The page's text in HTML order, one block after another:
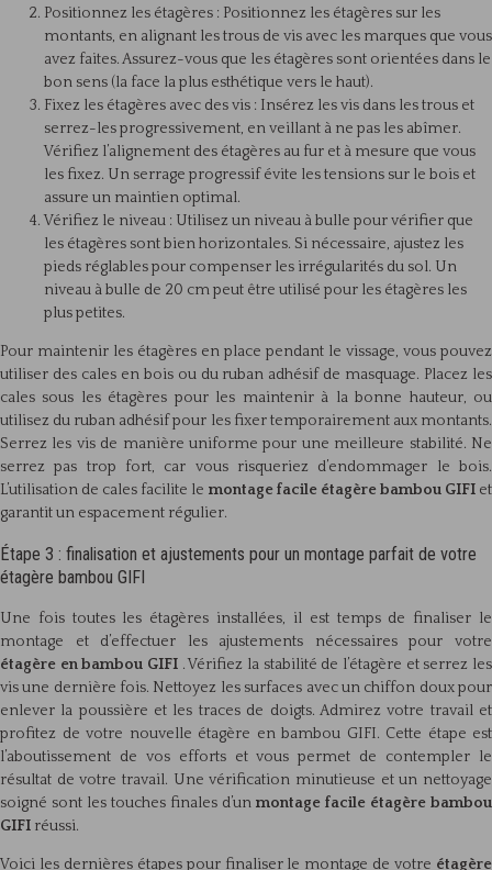
Positionnez les étagères : Positionnez les étagères sur les
montants, en alignant les trous de vis avec les marques que vous
avez faites. Assurez-vous que les étagères sont orientées dans le
bon sens (la face la plus esthétique vers le haut).
Fixez les étagères avec des vis : Insérez les vis dans les trous et
serrez-les progressivement, en veillant à ne pas les abîmer.
Vérifiez l’alignement des étagères au fur et à mesure que vous
les fixez. Un serrage progressif évite les tensions sur le bois et
assure un maintien optimal.
Vérifiez le niveau : Utilisez un niveau à bulle pour vérifier que
les étagères sont bien horizontales. Si nécessaire, ajustez les
pieds réglables pour compenser les irrégularités du sol. Un
niveau à bulle de 20 cm peut être utilisé pour les étagères les
plus petites.
Pour maintenir les étagères en place pendant le vissage, vous pouvez
utiliser des cales en bois ou du ruban adhésif de masquage. Placez les
cales sous les étagères pour les maintenir à la bonne hauteur, ou
utilisez du ruban adhésif pour les fixer temporairement aux montants.
Serrez les vis de manière uniforme pour une meilleure stabilité. Ne
serrez pas trop fort, car vous risqueriez d’endommager le bois.
L’utilisation de cales facilite le montage facile étagère bambou GIFI et
garantit un espacement régulier.
Étape 3 : finalisation et ajustements pour un montage parfait de votre
étagère bambou GIFI
Une fois toutes les étagères installées, il est temps de finaliser le
montage et d’effectuer les ajustements nécessaires pour votre
étagère en bambou GIFI . Vérifiez la stabilité de l’étagère et serrez les
vis une dernière fois. Nettoyez les surfaces avec un chiffon doux pour
enlever la poussière et les traces de doigts. Admirez votre travail et
profitez de votre nouvelle étagère en bambou GIFI. Cette étape est
l’aboutissement de vos efforts et vous permet de contempler le
résultat de votre travail. Une vérification minutieuse et un nettoyage
soigné sont les touches finales d’un montage facile étagère bambou
GIFI réussi.
Voici les dernières étapes pour finaliser le montage de votre étagère